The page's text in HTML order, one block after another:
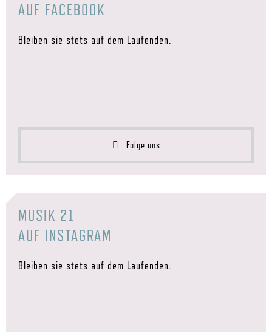
AUF FACEBOOK
Bleiben sie stets auf dem Laufenden.
Folge uns
MUSIK 21
AUF INSTAGRAM
Bleiben sie stets auf dem Laufenden.